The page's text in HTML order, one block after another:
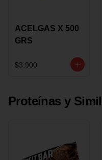
ACELGAS X 500
GRS
$3.900
Proteínas y